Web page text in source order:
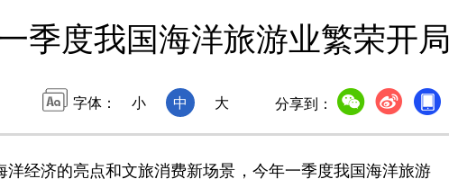
季度我国海洋旅游业繁荣开局
字体： 小 中 大 分享到：
济的亮点和文旅消费新场景，今年一季度我国海洋旅游